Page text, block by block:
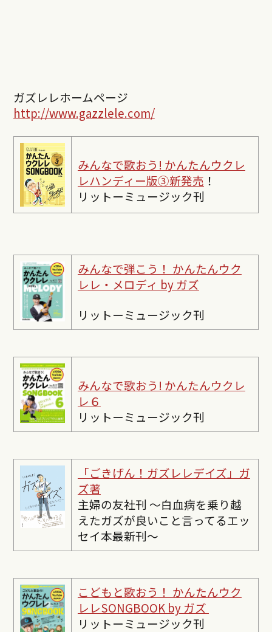
ガズレレホームページ
http://www.gazzlele.com/
みんなで歌おう! かんたんウクレ
レハンディー版③新発売 ！
リットーミュージック刊
みんなで弾こう！ かんたんウク
レレ・メロディ by ガズ
リットーミュージック刊
みんなで歌おう! かんたんウクレ
レ６
リットーミュージック刊
「ごきげん！ガズレレデイズ」ガ
ズ著
主婦の友社刊 〜白血病を乗り越
えたガズが良いこと言ってるエッ
セイ本最新刊〜
こどもと歌おう！ かんたんウク
レレSONGBOOK by ガズ
リットーミュージック刊